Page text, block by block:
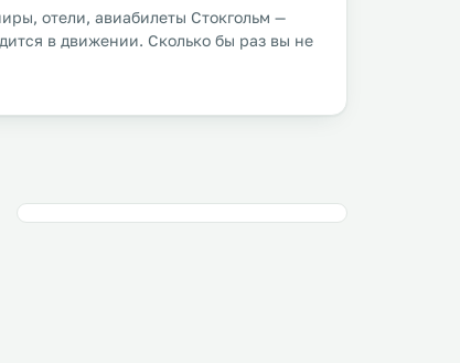
отели, авиабилеты Стокгольм —
в движении. Сколько бы раз вы не